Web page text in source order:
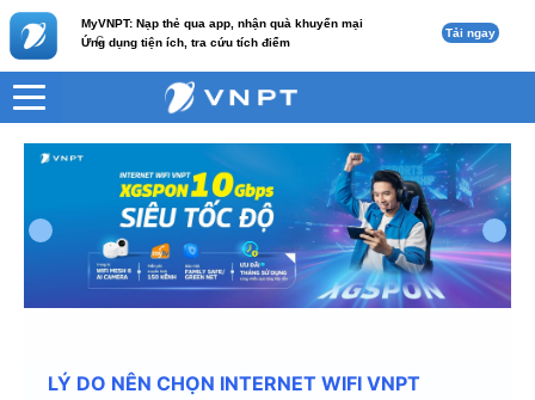
MyVNPT: Nạp thẻ qua app, nhận quà khuyến mại
Ứng dụng tiện ích, tra cứu tích điểm
c Tải ngay
LÝ DO NÊN CHỌN INTERNET WIFI VNPT